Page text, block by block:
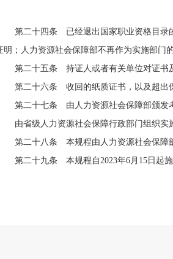
第二十四条 已经退出国家职业资格目录
明；人力资源社会保障部不再作为实施部门
第二十五条 持证人或者有关单位对证书
第二十六条 收回的纸质证书，以及超出
第二十七条 由人力资源社会保障部颁发
由省级人力资源社会保障行政部门组织实
第二十八条 本规程由人力资源社会保障
第二十九条 本规程自2023年6月 15 日起